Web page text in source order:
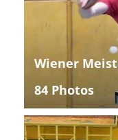
Wiener
84 Photos